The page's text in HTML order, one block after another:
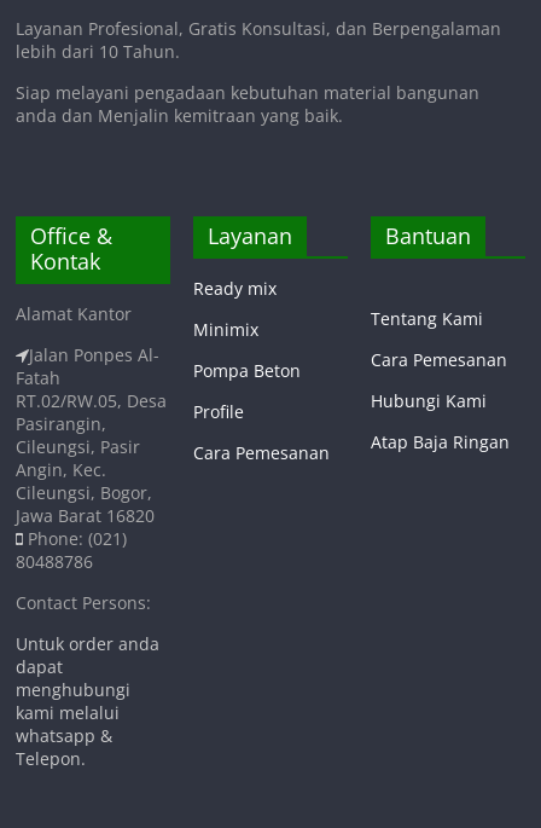
Layanan Profesional, Gratis Konsultasi, dan Berpengalaman
lebih dari 10 Tahun.
Siap melayani pengadaan kebutuhan material bangunan
anda dan Menjalin kemitraan yang baik.
Office &
Kontak
Alamat Kantor
Jalan Ponpes Al-
Fatah
RT.02/RW.05, Desa
Pasirangin,
Cileungsi, Pasir
Angin, Kec.
Cileungsi, Bogor,
Jawa Barat 16820
Phone: (021)
80488786
Contact Persons:
Untuk order anda
dapat
menghubungi
kami melalui
whatsapp &
Telepon.
Layanan
Ready mix
Minimix
Pompa Beton
Profile
Cara Pemesanan
Bantuan
Tentang Kami
Cara Pemesanan
Hubungi Kami
Atap Baja Ringan